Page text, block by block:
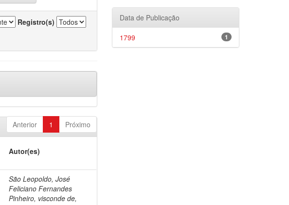
Registro(s)
Anterior 1 Próximo
Autor(es)
São Leopoldo, José
Feliciano Fernandes
Pinheiro, visconde de,
Data de Publicação
1
1799